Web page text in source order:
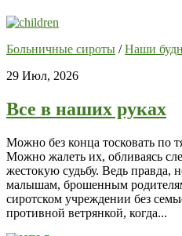
Больничные сироты /Наши
29 Июл, 2026
Все в наших руках
Можно без конца тосковать по
Можно жалеть их, обливаясь
жестокую судьбу. Ведь правда,
малышам, брошенным
сиротском учреждении без
противной ветрянкой, когда...